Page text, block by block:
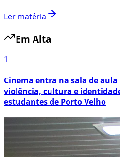
Ler matéria
Em Alta
1
Cinema entra na sala de aula
violência, cultura e
estudantes de Porto Velho